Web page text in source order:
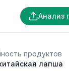
Анализ
продуктов
лапша